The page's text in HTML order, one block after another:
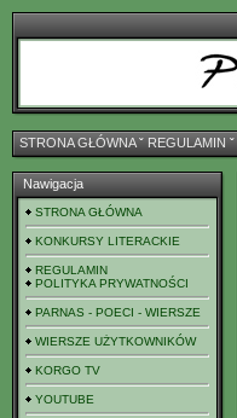
STRONA GŁÓWNAˇ REGULAMIN ˇ
Nawigacja
STRONA GŁÓWNA
KONKURSY LITERACKIE
REGULAMIN
POLITYKA PRYWATNOŚCI
PARNAS - POECI - WIERSZE
WIERSZE UŻYTKOWNIKÓW
KORGO TV
YOUTUBE